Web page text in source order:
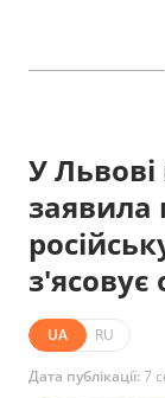
У Львові
заявила
з'ясовує
UA RU
Дата публікації:7